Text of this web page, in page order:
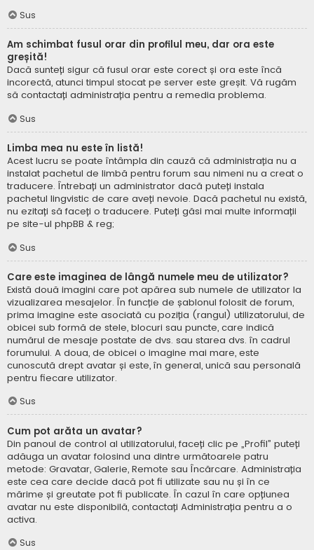
Sus
Am schimbat fusul orar din profilul meu, dar ora este
greșită!
Dacă sunteți sigur că fusul orar este corect și ora este încă
incorectă, atunci timpul stocat pe server este greșit. Vă rugăm
să contactați administrația pentru a remedia problema.
Sus
Limba mea nu este în listă!
Acest lucru se poate întâmpla din cauză că administrația nu a
instalat pachetul de limbă pentru forum sau nimeni nu a creat o
traducere. Întrebați un administrator dacă puteți instala
pachetul lingvistic de care aveți nevoie. Dacă pachetul nu există,
nu ezitați să faceți o traducere. Puteți găsi mai multe informații
pe site-ul phpBB & reg;
Sus
Care este imaginea de lângă numele meu de utilizator?
Există două imagini care pot apărea sub numele de utilizator la
vizualizarea mesajelor. În funcție de șablonul folosit de forum,
prima imagine este asociată cu poziția (rangul) utilizatorului, de
obicei sub formă de stele, blocuri sau puncte, care indică
numărul de mesaje postate de dvs. sau starea dvs. în cadrul
forumului. A doua, de obicei o imagine mai mare, este
cunoscută drept avatar și este, în general, unică sau personală
pentru fiecare utilizator.
Sus
Cum pot arăta un avatar?
Din panoul de control al utilizatorului, faceți clic pe „Profil” puteți
adăuga un avatar folosind una dintre următoarele patru
metode: Gravatar, Galerie, Remote sau Încărcare. Administrația
este cea care decide dacă pot fi utilizate sau nu și în ce
mărime și greutate pot fi publicate. În cazul în care opțiunea
avatar nu este disponibilă, contactați Administrația pentru a o
activa.
Sus